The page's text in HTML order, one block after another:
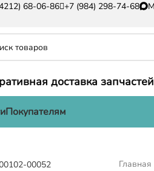
68-06-86 +7 (984) 298-74-68
доставка
Покупателям
Главная